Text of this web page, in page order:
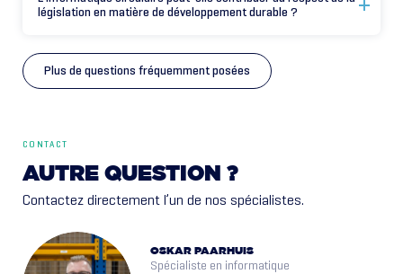
législation en matière de développement durable ?
Plus de questions fréquemment posées
CONTACT
AUTRE QUESTION ?
Contactez directement l’un de nos spécialistes.
OSKAR PAARHUIS
Spécialiste en informatique